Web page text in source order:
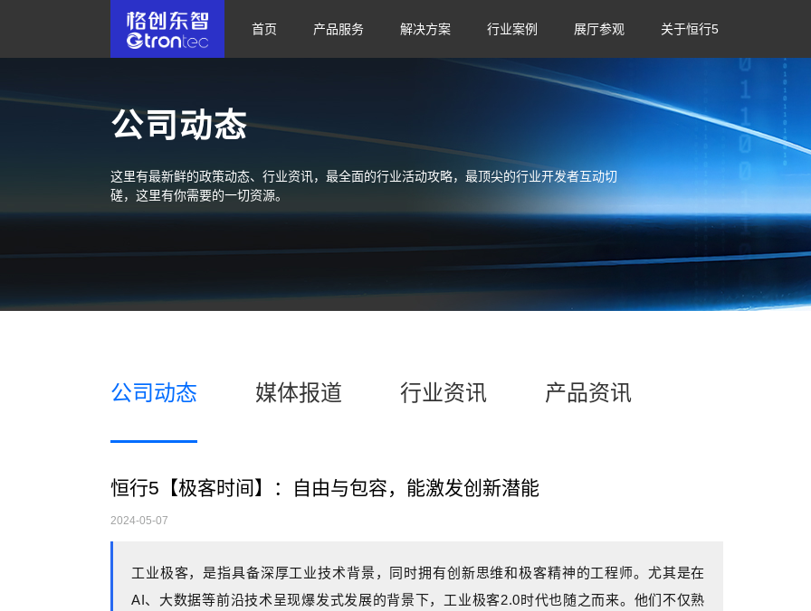
首页 产品服务 解决方案 行业案例 展厅参观 关于恒行5
公司动态
这里有最新鲜的政策动态、行业资讯，最全面的行业活动攻略，最顶尖的行业开发者互动切
磋，这里有你需要的一切资源。
公司动态 媒体报道 行业资讯 产品资讯
恒行5【极客时间】：自由与包容，能激发创新潜能
2024-05-07
工业极客，是指具备深厚工业技术背景，同时拥有创新思维和极客精神的工程师。尤其是在
AI、 大数据等前沿技术呈现爆发式发展的背景下，工业极客2.0时代也随之而来。 他们不仅熟